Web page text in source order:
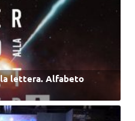
lettera. Alfabeto